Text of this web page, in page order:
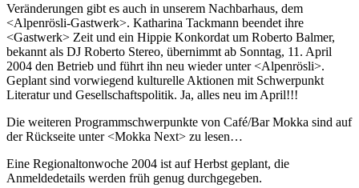
Veränderungen gibt es auch in unserem Nachbarhaus, dem
<Alpenrösli-Gastwerk>. Katharina Tackmann beendet ihre
<Gastwerk> Zeit und ein Hippie Konkordat um Roberto Balmer,
bekannt als DJ Roberto Stereo, übernimmt ab Sonntag, 11. April
2004 den Betrieb und führt ihn neu wieder unter <Alpenrösli>.
Geplant sind vorwiegend kulturelle Aktionen mit Schwerpunkt
Literatur und Gesellschaftspolitik. Ja, alles neu im April!!!
Die weiteren Programmschwerpunkte von Café/Bar Mokka sind auf
der Rückseite unter <Mokka Next> zu lesen…
Eine Regionaltonwoche 2004 ist auf Herbst geplant, die
Anmeldedetails werden früh genug durchgegeben.